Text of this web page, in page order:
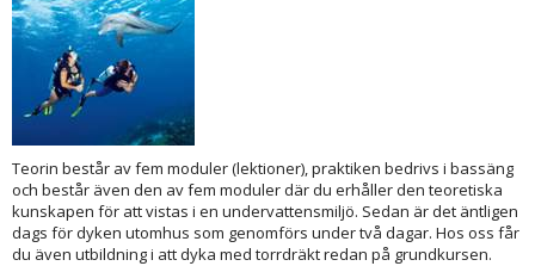
Teorin består av fem moduler (lektioner), praktiken bedrivs i bassäng
och består även den av fem moduler där du erhåller den teoretiska
kunskapen för att vistas i en undervattensmiljö. Sedan är det äntligen
dags för dyken utomhus som genomförs under två dagar. Hos oss får
du även utbildning i att dyka med torrdräkt redan på grundkursen.